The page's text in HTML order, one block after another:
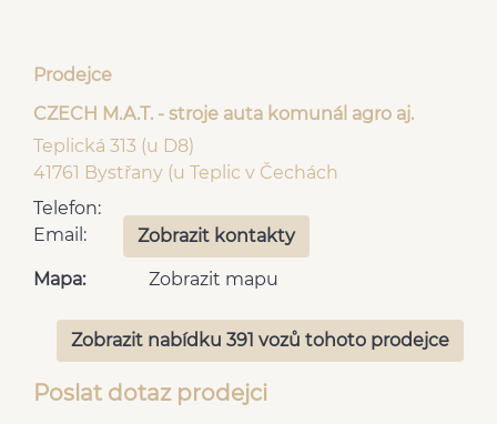
Prodejce
CZECH M.A.T. - stroje auta komunál agro aj.
Teplická 313 (u D8)
41761 Bystřany (u Teplic v Čechách
Telefon:
Email:
Zobrazit kontakty
Mapa: Zobrazit mapu
Zobrazit nabídku 391 vozů tohoto prodejce
Poslat dotaz prodejci